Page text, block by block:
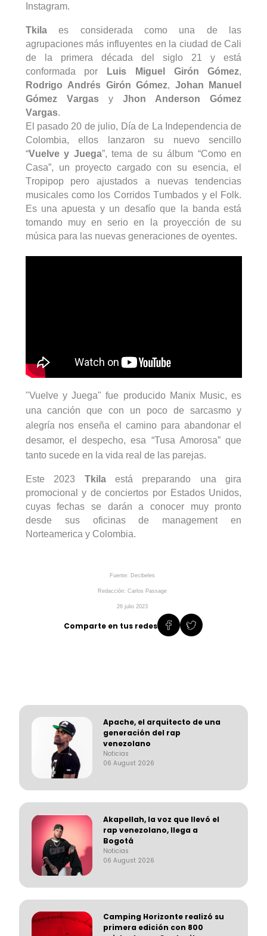
Apache, el arquitecto de una
generación del rap
venezolano
Noticias
06 August 2026
Akapellah, la voz que llevó el
rap venezolano, llega a
Bogotá
Noticias
06 August 2026
Camping Horizonte realizó su
primera edición con 800
Instagram.
Tkilaes considerada como una de las
agrupaciones más influyentes en la ciudad de Cali
de la primera década del siglo 21 y está
conformada por
Luis Miguel Girón Gómez,
Rodrigo Andrés Girón Gómez, Johan Manuel
Gómez
Vargasy Jhon Anderson Gómez
Vargas.
El pasado 20 de julio, Día de La Independencia de
Colombia, ellos lanzaron su nuevo sencillo
“Vuelve y Juega”, tema de su álbum “Como en
Casa”, un proyecto cargado con su esencia, el
Tropipoppero ajustados a nuevas tendencias
musicales como los Corridos Tumbados y el Folk.
Es una apuesta y un desafío que la banda está
tomando muy en serio en la proyección de su
música para las nuevas generaciones de oyentes.
"Vuelve y Juega" fue producido ManixMusic, es
una canción que con un poco de sarcasmo y
alegría nos enseña el camino para abandonar el
desamor, el despecho, esa “Tusa Amorosa” que
tanto sucede en la vida real de las parejas.
Este 2023 Tkilaestá preparando una gira
promocional y de conciertos por Estados Unidos,
cuyas fechas se darán a conocer muy pronto
desde sus oficinas de managementen
Norteamerica y Colombia.
Fuente: Decibeles
Redacción: Carlos Passage
26 julio 2023
Comparte en tus redes